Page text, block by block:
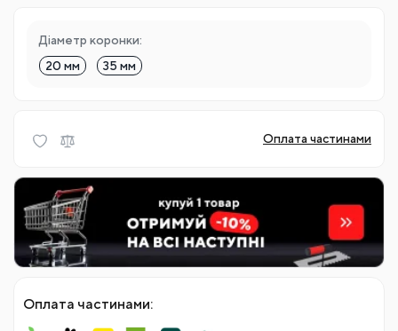
Діаметр коронки:
20 мм
35 мм
Оплата частинами
Оплата частинами: